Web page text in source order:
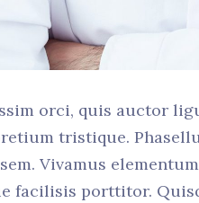
orci, quis auctor
tristique.
Vivamus
facilisis porttitor.